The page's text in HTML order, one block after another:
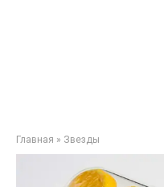
Главная » Звезды